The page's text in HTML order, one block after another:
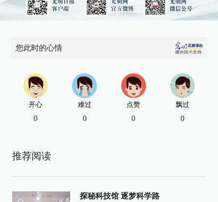
您此时的心情
开心
0
难过
0
点赞
0
飘过
0
推荐阅读
探秘科技馆 逐梦科学路